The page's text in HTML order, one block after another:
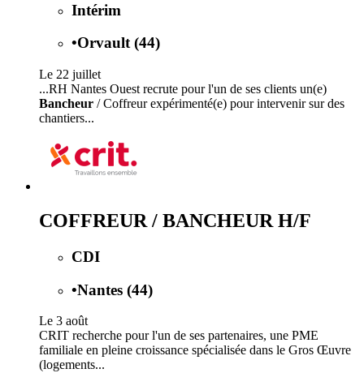
Intérim
•Orvault (44)
Le 22 juillet
...RH Nantes Ouest recrute pour l'un de ses clients un(e)
Bancheur / Coffreur expérimenté(e) pour intervenir sur des
chantiers...
COFFREUR / BANCHEUR H/F
CDI
•Nantes (44)
Le 3 août
CRIT recherche pour l'un de ses partenaires, une PME
familiale en pleine croissance spécialisée dans le Gros Œuvre
(logements...